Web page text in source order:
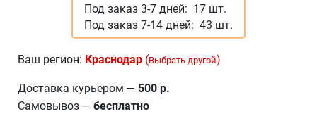
Под заказ 3-7 дней: 17 шт.
Под заказ 7-14 дней: 43 шт.
Ваш регион: Краснодар (Выбрать другой)
Доставка курьером — 500 р.
Самовывоз — бесплатно